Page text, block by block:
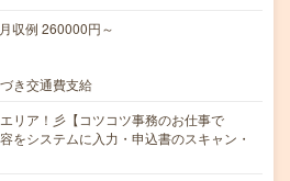
収例 260000円～
き交通費支給
リア！彡【コツコツ事務のお仕事で
をシステムに入力・申込書のスキャン・